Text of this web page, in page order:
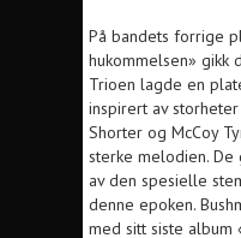
På bandets forrige
hukommelsen» gikk
Trioen lagde en
inspirert av storheter
Shorter og McCoy
sterke melodien.
av den spesielle
denne epoken.
med sitt siste album